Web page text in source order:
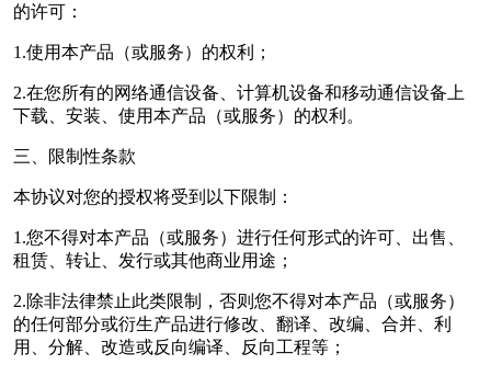
的许可：
1.使用本产品（或服务）的权利；
2.在您所有的网络通信设备、计算机设备和移动通信设备上
下载、安装、使用本产品（或服务）的权利。
三、限制性条款
本协议对您的授权将受到以下限制：
1.您不得对本产品（或服务）进行任何形式的许可、出售、
租赁、转让、发行或其他商业用途；
2.除非法律禁止此类限制，否则您不得对本产品（或服务）
的任何部分或衍生产品进行修改、翻译、改编、合并、利
用、分解、改造或反向编译、反向工程等；